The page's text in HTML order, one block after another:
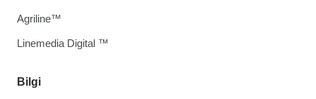
Bilgi
Agriline™
Linemedia Digital ™